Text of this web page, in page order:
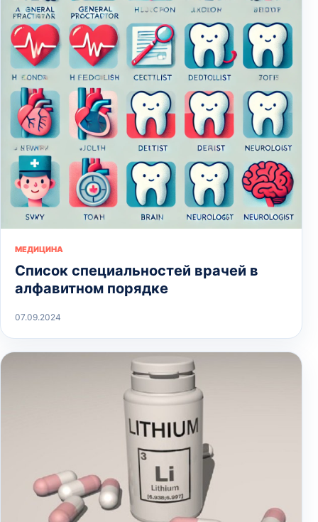
МЕДИЦИНА
Список специальностей врачей в
алфавитном порядке
07.09.2024